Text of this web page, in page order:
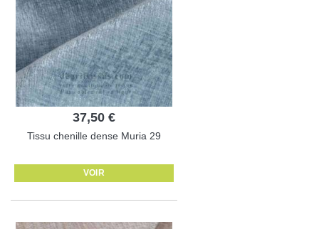
37,50 €
Tissu chenille dense Muria 29
VOIR